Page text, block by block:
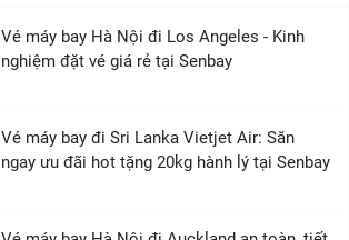
Vé máy bay Hà Nội đi Los Angeles - Kinh
nghiệm đặt vé giá rẻ tại Senbay
Vé máy bay đi Sri Lanka Vietjet Air: Săn
ngay ưu đãi hot tặng 20kg hành lý tại Senbay